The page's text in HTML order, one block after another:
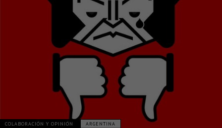
COLABORACIÓN Y OPINIÓN ARGENTINA